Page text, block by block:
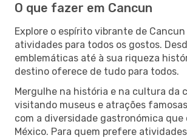
O que fazer em Cancun
Explore o espírito vibrante de
atividades para todos os gostos.
emblemáticas até à sua riqueza
destino oferece de tudo para todos.
Mergulhe na história e na cultura da
visitando museus e atrações
com a diversidade gastronómica que
México. Para quem prefere